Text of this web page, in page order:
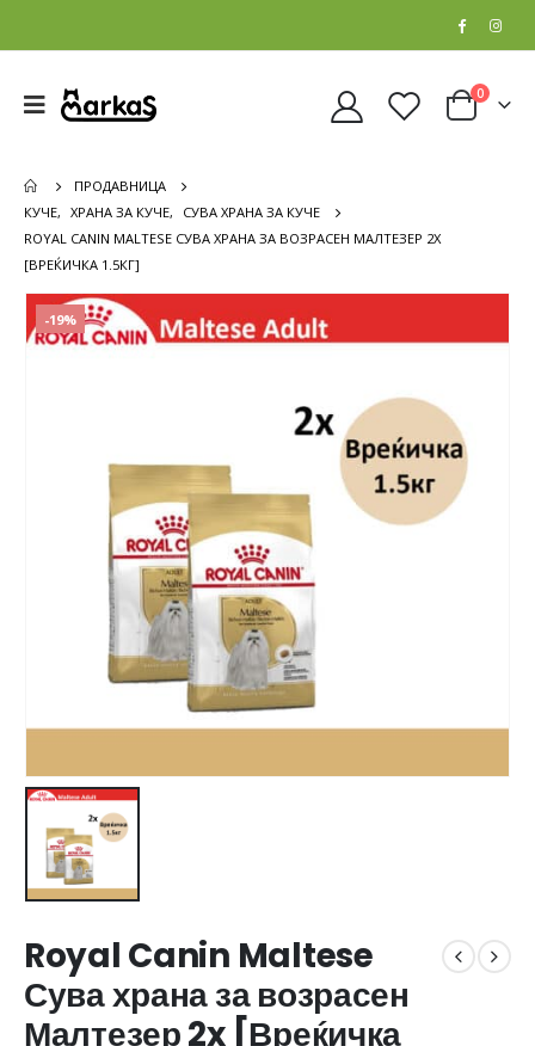
0
ПРОДАВНИЦА
КУЧЕ, ХРАНА ЗА КУЧЕ,
СУВА ХРАНА ЗА КУЧЕ
ROYAL CANIN MALTESE СУВА ХРАНА ЗА ВОЗРАСЕН МАЛТЕЗЕР 2X
[ВРЕЌИЧКА 1.5КГ]
-19%
Royal Canin Maltese
Сува храна за возрасен
Малтезер 2x [Вреќичка